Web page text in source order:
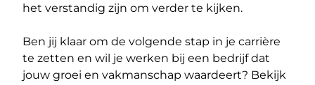
het verstandig zijn om verder te kijken.
Ben jij klaar om de volgende stap in je carrière
te zetten en wil je werken bij een bedrijf dat
jouw groei en vakmanschap waardeert? Bekijk